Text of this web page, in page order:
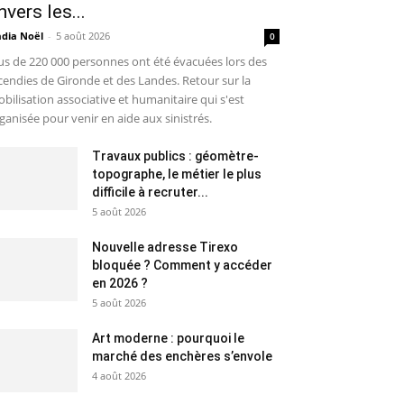
les...
Noël - 5 août 2026 0
de 220 000 personnes ont été évacuées lors des
de Gironde et des Landes. Retour sur la
associative et humanitaire qui s'est
pour venir en aide aux sinistrés.
Travaux publics : géomètre-
topographe, le métier le plus
difficile à recruter...
5 août 2026
Nouvelle adresse Tirexo
bloquée ? Comment y accéder
en 2026 ?
5 août 2026
Art moderne : pourquoi le
marché des enchères s’envole
4 août 2026